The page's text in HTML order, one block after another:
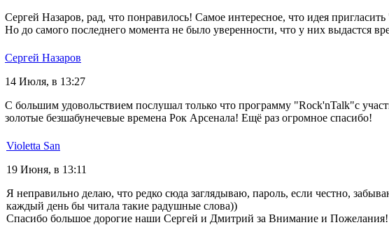
Сергей Назаров, рад, что понравилось! Самое интересное, что идея
Но до самого последнего момента не было уверенности, что у них выдастся
Сергей Назаров
14 Июля, в 13:27
С большим удовольствием послушал только что программу "Rock'nTalk"с
золотые безшабунечевые времена Рок Арсенала! Ещё раз огромное спасибо!
Violetta San
19 Июня, в 13:11
Я неправильно делаю, что редко сюда заглядываю, пароль, если честно,
каждый день бы читала такие радушные слова))
Спасибо большое дорогие наши Сергей и Дмитрий за Внимание и Пожелания!